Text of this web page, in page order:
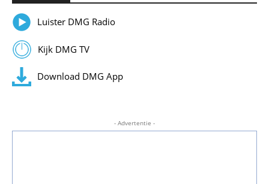
Luister DMG Radio
Kijk DMG TV
Download DMG App
- Advertentie -